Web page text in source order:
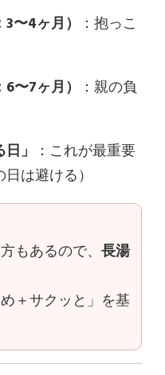
〜4ヶ月）
：抱っこ
〜7ヶ月）
：親の負
」
：これが最重要
は避ける）
もあるので、 長湯
＋サクッと」を基